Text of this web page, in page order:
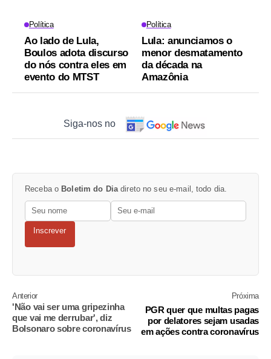
Política
Ao lado de Lula,
Boulos adota discurso
do nós contra eles em
evento do MTST
Política
Lula: anunciamos o
menor desmatamento
da década na
Amazônia
Siga-nos no
Receba o Boletim do Diadireto no seu e-mail, todo dia.
Inscrever
Anterior
'Não vai ser uma gripezinha
que vai me derrubar', diz
Bolsonaro sobre coronavírus
Próxima
PGR quer que multas pagas
por delatores sejam usadas
em ações contra coronavírus